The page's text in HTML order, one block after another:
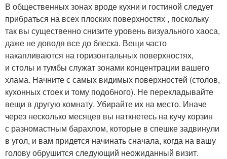
В общественных зонах вроде кухни и гостиной следует
прибраться на всех плоских поверхностях , поскольку
так вы существенно снизите уровень визуального хаоса,
даже не доводя все до блеска. Вещи часто
накапливаются на горизонтальных поверхностях,
и столы и тумбы служат зонами концентрации вашего
хлама. Начните с самых видимых поверхностей (столов,
кухонных стоек и тому подобного). Не перекладывайте
вещи в другую комнату. Убирайте их на место. Иначе
через несколько месяцев вы наткнетесь на кучу корзин
с разномастным барахлом, которые в спешке задвинули
в угол, и вам придется начинать сначала, когда на вашу
голову обрушится следующий неожиданный визит.